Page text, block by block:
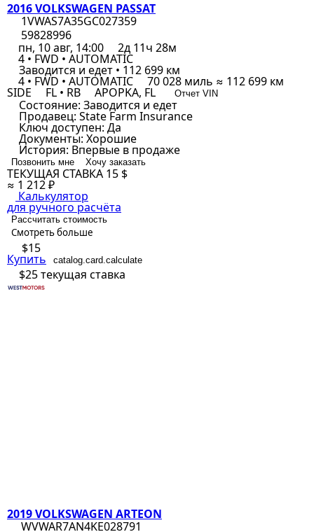
2016 VOLKSWAGEN PASSAT
1VWAS7A35GC027359
59828996
пн, 10 авг, 14:00
2д 11ч 28м
4 • FWD • AUTOMATIC
Заводится и едет • 112 699 км
4 • FWD • AUTOMATIC 70 028 миль ≈ 112 699 км
SIDE FL • RB APOPKA, FL Отчет VIN
Состояние: Заводится и едет
Продавец: State Farm Insurance
Ключ доступен: Да
Документы: Хорошие
История: Впервые в продаже
Позвонить мне Хочу заказать
ТЕКУЩАЯ СТАВКА 15 $
≈ 1 212 ₽
Калькулятор
для ручного расчёта
Рассчитать стоимость
Смотреть больше
$15
Купить catalog.card.calculate
$25текущая ставка
2019 VOLKSWAGEN ARTEON
WVWAR7AN4KE028791